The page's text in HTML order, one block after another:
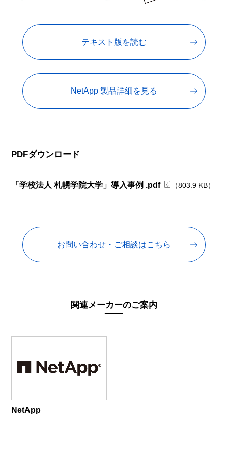
テキスト版を読む
NetApp 製品詳細を見る
PDFダウンロード
「学校法人 札幌学院大学」導入事例 .pdf （803.9 KB）
お問い合わせ・ご相談はこちら
関連メーカーのご案内
NetApp